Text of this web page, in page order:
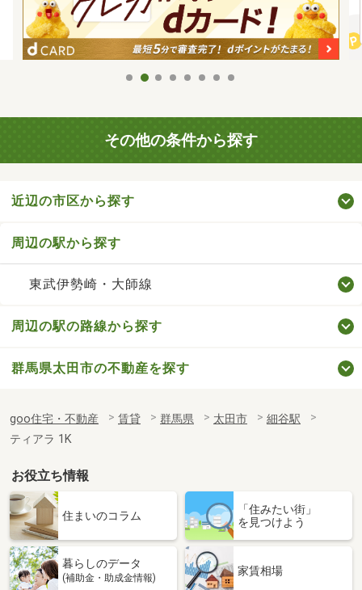
その他の条件から探す
近辺の市区から探す
周辺の駅から探す
東武伊勢崎・大師線
周辺の駅の路線から探す
群馬県太田市の不動産を探す
goo住宅・不動産 賃貸 群馬県 太田市
細谷駅
ティアラ 1K
お役立ち情報
住まいのコラム
「住みたい街」
を見つけよう
暮らしのデータ
(補助金・助成金情報)
家賃相場